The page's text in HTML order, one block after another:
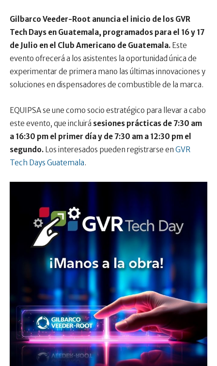
Gilbarco Veeder-Root anuncia el inicio de los GVR
Tech Days en Guatemala, programados para el 16 y 17
de Julio en el Club Americano de Guatemala. Este
evento ofrecerá a los asistentes la oportunidad única de
experimentar de primera mano las últimas innovaciones y
soluciones en dispensadores de combustible de la marca.
EQUIPSA se une como socio estratégico para llevar a cabo
este evento, que incluirá sesiones prácticas de 7:30 am
a 16:30 pm el primer día y de 7:30 am a 12:30 pm el
segundo. Los interesados pueden registrarse en GVR
Tech Days Guatemala.